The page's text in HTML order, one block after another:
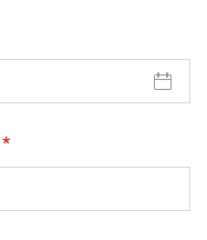
(obligatoire)
*